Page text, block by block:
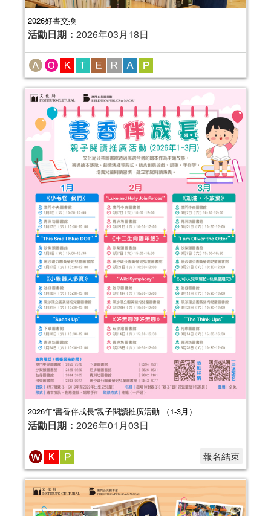
2026好書交換
活動日期： 2026年03月18日
2026年“書香伴成長”親子閱讀推廣活動 （1-3月）
活動日期： 2026年01月03日
報名結束